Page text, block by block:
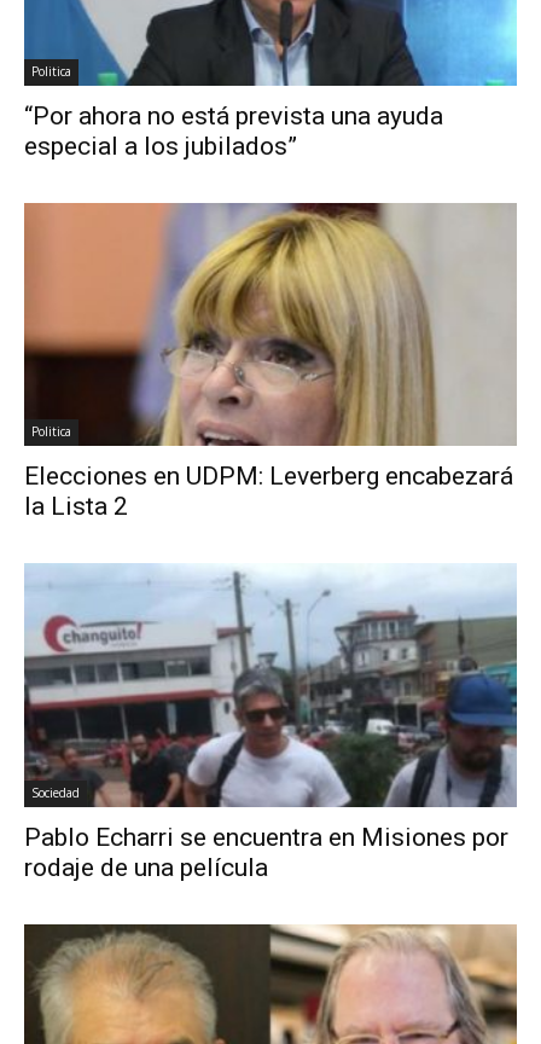
Politica
“Por ahora no está prevista una ayuda
especial a los jubilados”
Politica
Elecciones en UDPM: Leverberg encabezará
la Lista 2
Sociedad
Pablo Echarri se encuentra en Misiones por
rodaje de una película